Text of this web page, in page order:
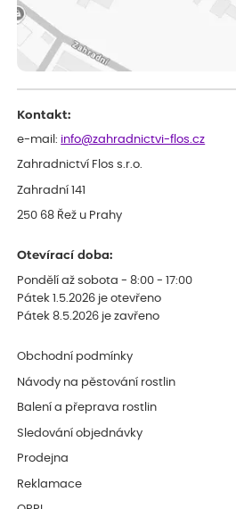
Spokojenost s dodáním kvalitních
Kontakt:
e-mail: info@zahradnictvi-flos.cz
Zahradnictví Flos s.r.o.
Zahradní 141
250 68 Řež u Prahy
Otevírací doba:
Pondělí až sobota - 8:00 - 17:00
Pátek 1.5.2026 je otevřeno
Pátek 8.5.2026 je zavřeno
Obchodní podmínky
Návody na pěstování rostlin
Balení a přeprava rostlin
Sledování objednávky
Prodejna
Reklamace